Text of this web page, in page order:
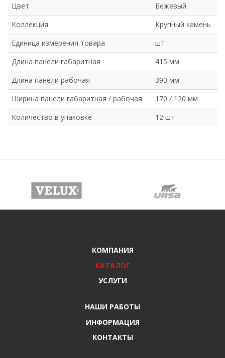
Цвет
Бежевый
Коллекция
Крупный камень
Единица измерения товара
шт
Длина панели габаритная
415 мм
Длина панели рабочая
390 мм
Ширина панели габаритная / рабочая
170 / 120 мм
Количество в упаковке
12 шт
КОМПАНИЯ
КАТАЛОГ
УСЛУГИ
НАШИ РАБОТЫ
ИНФОРМАЦИЯ
КОНТАКТЫ